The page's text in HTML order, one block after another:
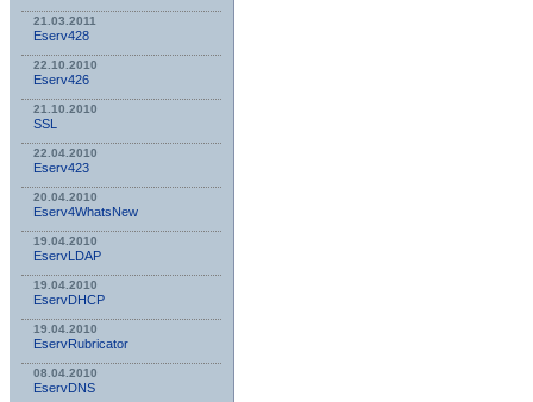
21.03.2011
Eserv428
22.10.2010
Eserv426
21.10.2010
SSL
22.04.2010
Eserv423
20.04.2010
Eserv4WhatsNew
19.04.2010
EservLDAP
19.04.2010
EservDHCP
19.04.2010
EservRubricator
08.04.2010
EservDNS